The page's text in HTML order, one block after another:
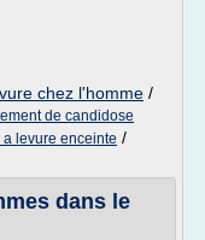
chez l'homme /
de candidose
levure enceinte /
dans le